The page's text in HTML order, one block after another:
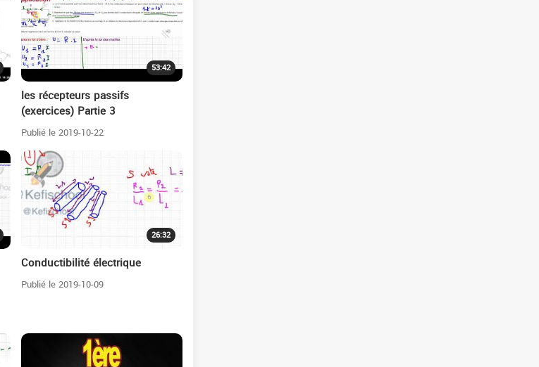
53:42
les récepteurs passifs
(exercices) Partie 3
Publié le 2019-10-22
26:32
Conductibilité électrique
Publié le 2019-10-09